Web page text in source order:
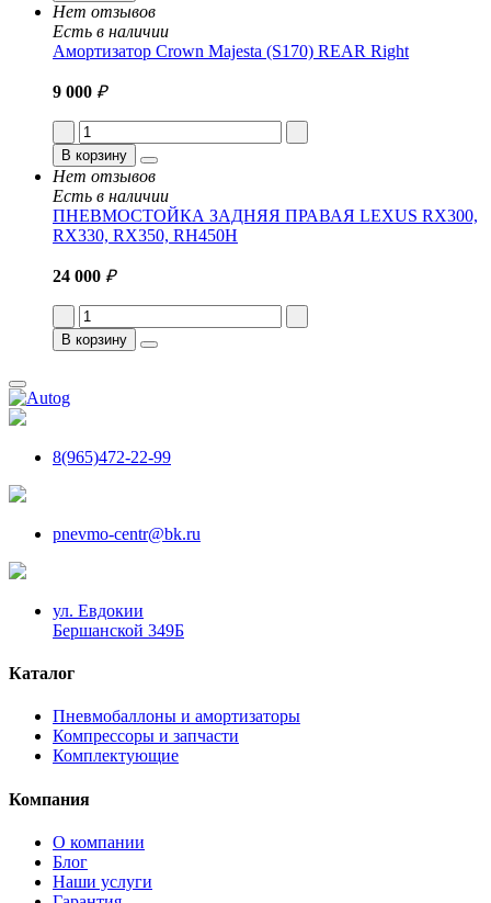
Нет отзывов
Есть в наличии
Амортизатор Crown Majesta (S170) REAR Right
9 000 ₽
В корзину
Нет отзывов
Есть в наличии
ПНЕВМОСТОЙКА ЗАДНЯЯ ПРАВАЯ LEXUS RX300,
RX330, RX350, RH450H
24 000 ₽
В корзину
8(965)472-22-99
pnevmo-centr@bk.ru
ул. Евдокии
Бершанской 349Б
Каталог
Пневмобаллоны и амортизаторы
Компрессоры и запчасти
Комплектующие
Компания
О компании
Блог
Наши услуги